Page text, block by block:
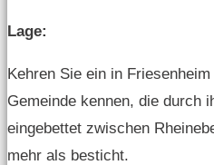
Lage:
Kehren Sie ein in
Gemeinde kennen, die durch
eingebettet zwischen
mehr als besticht.